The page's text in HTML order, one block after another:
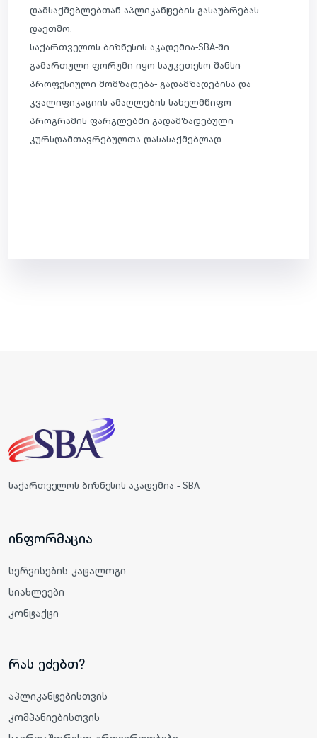
დამსაქმებლებთან აპლიკანტების გასაუბრებას
დაეთმო.
საქართველოს ბიზნესის აკადემია-SBA-ში
გამართული ფორუმი იყო საუკეთესო შანსი
პროფესიული მომზადება- გადამზადებისა და
კვალიფიკაციის ამაღლების სახელმწიფო
პროგრამის ფარგლებში გადამზადებული
კურსდამთავრებულთა დასასაქმებლად.
საქართველოს ბიზნესის აკადემია - SBA
ინფორმაცია
სერვისების კატალოგი
სიახლეები
კონტაქტი
რას ეძებთ?
აპლიკანტებისთვის
კომპანიებისთვის